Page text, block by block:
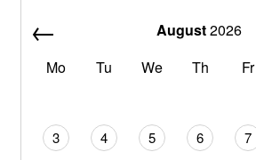
August2026
Mo
Tu We Th Fr
3
4 5 6 7